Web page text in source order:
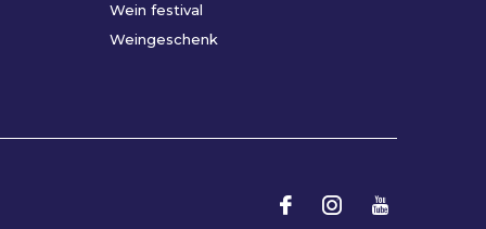
Wein festival
Weingeschenk